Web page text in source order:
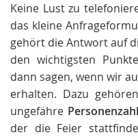
Keine Lust zu
das kleine
gehört die Antwort auf
den wichtigsten
dann sagen, wenn wir
erhalten. Dazu
ungefähre Personenzahl
der die Feier